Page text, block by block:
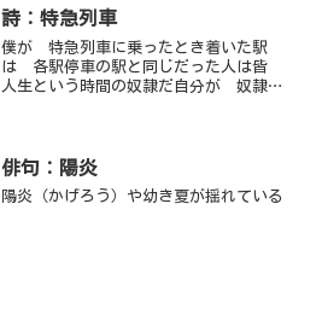
詩：特急列車
僕が 特急列車に乗ったとき着いた駅
は 各駅停車の駅と同じだった人は皆
人生という時間の奴隷だ自分が 奴隷で
俳句：陽炎
陽炎（かげろう）や幼き夏が揺れている